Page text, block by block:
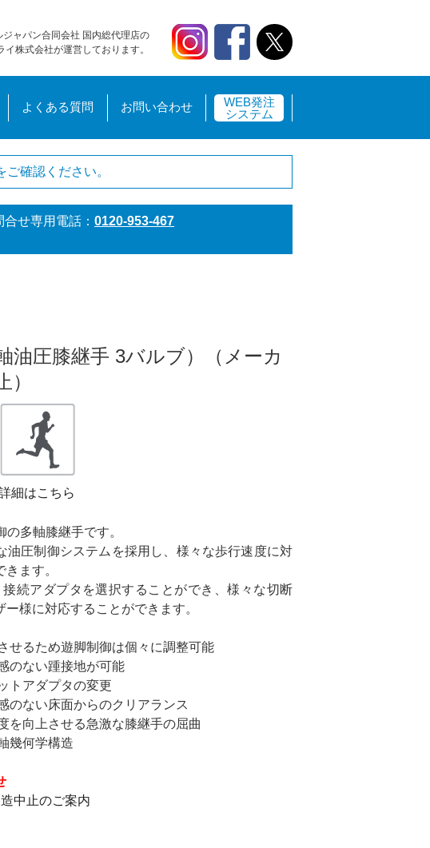
ャパン合同会社 国内総代理店の
イ株式会社が運営しております。
よくある質問 お問い合わせ
WEB発注
システム
ご確認ください。
せ専用電話： 0120-953-467
油圧膝継手 3バルブ）（メーカ
）
細はこちら
の多軸膝継手です。
油圧制御システムを採用し、様々な歩行速度に対
ます。
続アダプタを選択することができ、様々な切断
ー様に対応することができます。
せるため遊脚制御は個々に調整可能
のない踵接地が可能
トアダプタの変更
のない床面からのクリアランス
を向上させる急激な膝継手の屈曲
幾何学構造
中止のご案内